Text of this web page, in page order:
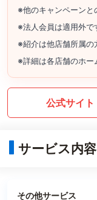
※他のキャンペーンと
※法人会員は適用外で
※紹介は他店舗所属
※詳細は各店舗のホー
公式サイト
サービス内容
その他サービス